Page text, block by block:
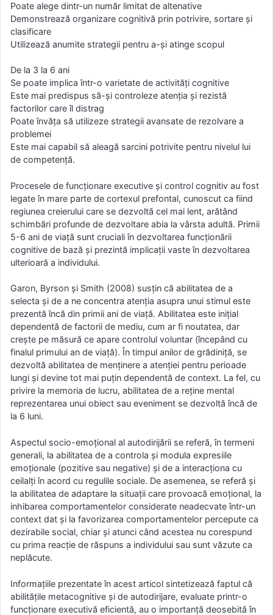
Poate alege dintr-un număr limitat de altenative
Demonstrează organizare cognitivă prin potrivire, sortare și
clasificare
Utilizează anumite strategii pentru a-și atinge scopul
De la 3 la 6 ani
Se poate implica într-o varietate de activități cognitive
Este mai predispus să-și controleze atenția și rezistă
factorilor care îl distrag
Poate învăța să utilizeze strategii avansate de rezolvare a
problemei
Este mai capabil să aleagă sarcini potrivite pentru nivelul lui
de competență.
Procesele de funcționare executive și control cognitiv au fost
legate în mare parte de cortexul prefontal, cunoscut ca fiind
regiunea creierului care se dezvoltă cel mai lent, arătând
schimbări profunde de dezvoltare abia la vârsta adultă. Primii
5-6 ani de viață sunt cruciali în dezvoltarea funcționării
cognitive de bază și prezintă implicații vaste în dezvoltarea
ulterioară a individului.
Garon, Byrson și Smith (2008) susțin că abilitatea de a
selecta și de a ne concentra atenția asupra unui stimul este
prezentă încă din primii ani de viață. Abilitatea este inițial
dependentă de factorii de mediu, cum ar fi noutatea, dar
crește pe măsură ce apare controlul voluntar (începând cu
finalul primului an de viață). În timpul anilor de grădiniță, se
dezvoltă abilitatea de menținere a atenției pentru perioade
lungi și devine tot mai puțin dependentă de context. La fel, cu
privire la memoria de lucru, abilitatea de a reține mental
reprezentarea unui obiect sau eveniment se dezvoltă încă de
la 6 luni.
Aspectul socio-emoțional al autodirijării se referă, în termeni
generali, la abilitatea de a controla și modula expresiile
emoționale (pozitive sau negative) și de a interacționa cu
ceilalți în acord cu regulile sociale. De asemenea, se referă și
la abilitatea de adaptare la situații care provoacă emoțional, la
inhibarea comportamentelor considerate neadecvate într-un
context dat și la favorizarea comportamentelor percepute ca
dezirabile social, chiar și atunci când acestea nu corespund
cu prima reacție de răspuns a individului sau sunt văzute ca
neplăcute.
Informațiile prezentate în acest articol sintetizează faptul că
abilitățile metacognitive și de autodirijare, evaluate printr-o
funcționare executivă eficientă, au o importanță deosebită în